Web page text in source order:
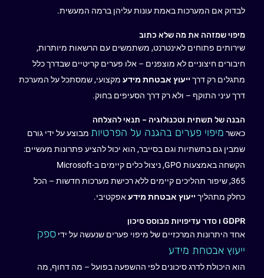
לבדוק אם המערכות באמת עונות עליהן ברמה המעשית.
מיפוי שמזהה את מה שלא כתוב
שירותים פתוחים לאינטרנט, משתמשים עם הרשאות מיותרות,
חיבורים חיצוניים לא מוצפנים – אלו פערים קריטיים שבדרך כלל
מתגלים רק דרך ייעוץ אבטחת מידעמקצועי, שמסתכל על המערכת
דרך עיני התוקף – ולא רק דרך הסעיפים בחוק.
הבנה של תשתית וטכנולוגיה – תנאי להצלחה
כאשר מיפוי פערים בהגנה על הפרטיות מבוצע על ידי גורם
שמבין גם בתשתיות וגם בסייבר, הוא יכול להציע פתרונות מעשיים:
הקשחה באמצעותGPO, ניצול כלים קיימים ב -Microsoft
365, שיפור תהליכים קיימים ללא רכישת מערכות חדשות – הכל
כחלק מתהליך ייעוץ אבטחת מידעאפקטיבי.
GDPR ו סדר עדיפויות מבוסס סיכון
אחד היתרונות המרכזיים של מיפוי פערים שנעשה על ידי ספק
ייעוץ אבטחת מידע
הוא היכולת לדרג סיכונים לפי ההשפעה בפועל – מה דחוף, מה